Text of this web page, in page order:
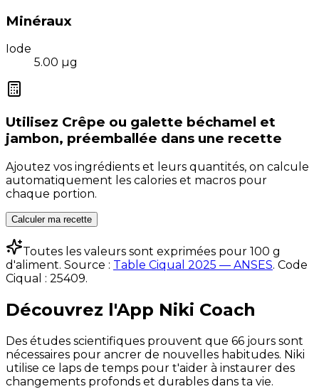
Minéraux
Iode
5.00 µg
Utilisez Crêpe ou galette béchamel et
jambon, préemballée dans une recette
Ajoutez vos ingrédients et leurs quantités, on calcule
automatiquement les calories et macros pour
chaque portion.
Calculer ma recette
Toutes les valeurs sont exprimées pour 100 g
d'aliment. Source : Table Ciqual 2025 — ANSES. Code
Ciqual : 25409.
Découvrez l'App Niki Coach
Des études scientifiques prouvent que 66 jours sont
nécessaires pour ancrer de nouvelles habitudes. Niki
utilise ce laps de temps pour t'aider à instaurer des
changements profonds et durables dans ta vie.